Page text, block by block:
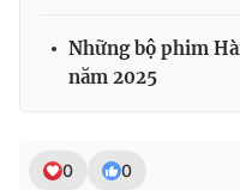
Những bộ phim
năm 2025
0 0